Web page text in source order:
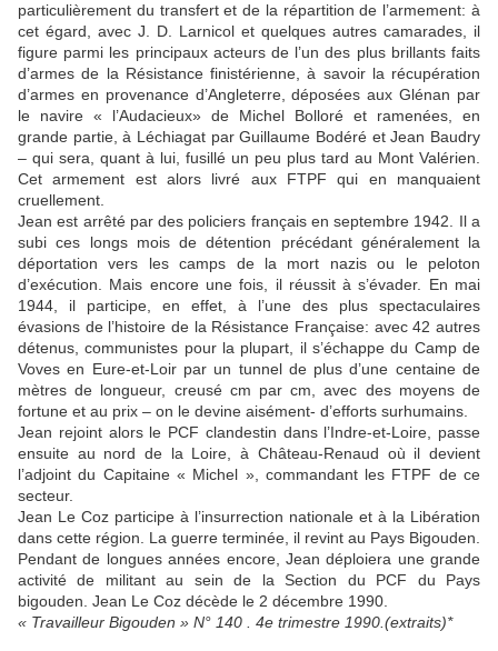
particulièrement du transfert et de la répartition de l’armement: à
cet égard, avec J. D. Larnicol et quelques autres camarades, il
figure parmi les principaux acteurs de l’un des plus brillants faits
d’armes de la Résistance finistérienne, à savoir la récupération
d’armes en provenance d’Angleterre, déposées aux Glénan par
le navire « l’Audacieux» de Michel Bolloré et ramenées, en
grande partie, à Léchiagat par Guillaume Bodéré et Jean Baudry
– qui sera, quant à lui, fusillé un peu plus tard au Mont Valérien.
Cet armement est alors livré aux FTPF qui en manquaient
cruellement.
Jean est arrêté par des policiers français en septembre 1942. Il a
subi ces longs mois de détention précédant généralement la
déportation vers les camps de la mort nazis ou le peloton
d’exécution. Mais encore une fois, il réussit à s’évader. En mai
1944, il participe, en effet, à l’une des plus spectaculaires
évasions de l’histoire de la Résistance Française: avec 42 autres
détenus, communistes pour la plupart, il s’échappe du Camp de
Voves en Eure-et-Loir par un tunnel de plus d’une centaine de
mètres de longueur, creusé cm par cm, avec des moyens de
fortune et au prix – on le devine aisément- d’efforts surhumains.
Jean rejoint alors le PCF clandestin dans l’Indre-et-Loire, passe
ensuite au nord de la Loire, à Château-Renaud où il devient
l’adjoint du Capitaine « Michel », commandant les FTPF de ce
secteur.
Jean Le Coz participe à l’insurrection nationale et à la Libération
dans cette région. La guerre terminée, il revint au Pays Bigouden.
Pendant de longues années encore, Jean déploiera une grande
activité de militant au sein de la Section du PCF du Pays
bigouden. Jean Le Coz décède le 2 décembre 1990.
« Travailleur Bigouden » N° 140 . 4e trimestre 1990.(extraits)*